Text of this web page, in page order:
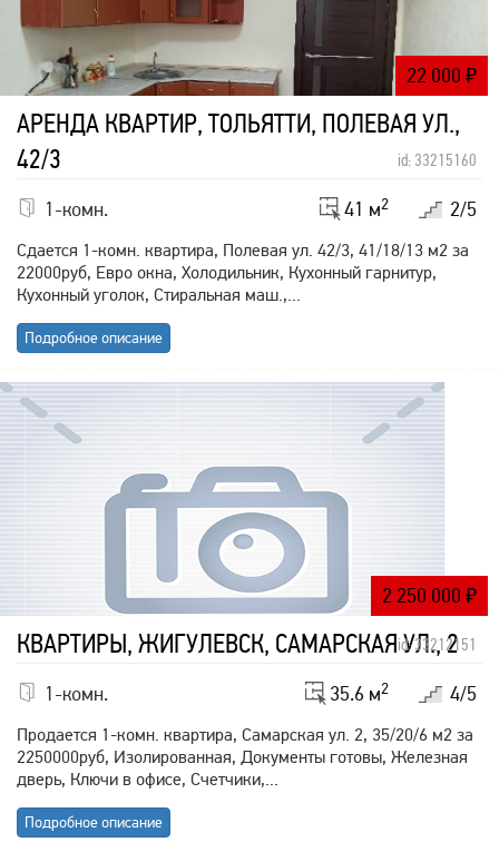
22 000 ₽
АРЕНДА КВАРТИР, ТОЛЬЯТТИ, ПОЛЕВАЯ УЛ.,
42/3
id: 33215160
1-комн. 2/5
41 м2
Сдается 1-комн. квартира, Полевая ул. 42/3, 41/18/13 м2 за
22000руб, Евро окна, Холодильник, Кухонный гарнитур,
Кухонный уголок, Стиральная маш.,...
Подробное описание
2 250 000 ₽
КВАРТИРЫ, ЖИГУЛЕВСК, САМАРСКАЯ УЛ., 2
id: 33212151
1-комн. 4/5
35.6 м2
Продается 1-комн. квартира, Самарская ул. 2, 35/20/6 м2 за
2250000руб, Изолированная, Документы готовы, Железная
дверь, Ключи в офисе, Счетчики,...
Подробное описание